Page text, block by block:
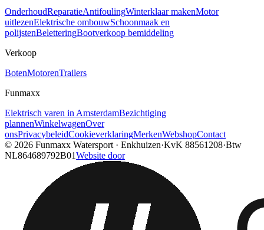
OnderhoudReparatieAntifoulingWinterklaar makenMotor
uitlezenElektrische ombouwSchoonmaak en
polijstenBeletteringBootverkoop bemiddeling
Verkoop
BotenMotorenTrailers
Funmaxx
Elektrisch varen in AmsterdamBezichtiging
plannenWinkelwagenOver
onsPrivacybeleidCookieverklaringMerkenWebshopContact
© 2026 Funmaxx Watersport · Enkhuizen·KvK 88561208·Btw
NL864689792B01Website door